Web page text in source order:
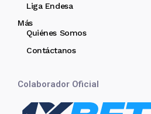
Liga Endesa
Más
Quiénes Somos
Contáctanos
Colaborador Oficial